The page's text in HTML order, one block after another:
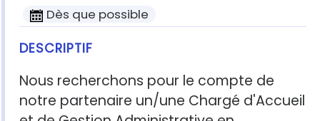
DESCRIPTIF
Nous recherchons pour le compte de
notre partenaire un/une Chargé d'Accueil
Dès que possible